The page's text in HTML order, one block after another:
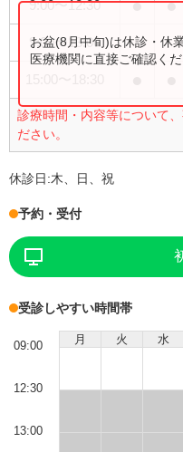
9:00〜12:30 ● ●
9:00〜13:00
診療時間・内容等について
ださい。
お盆(8月中旬)は休診・休
医療機関に直接ご確認くだ
休診日:木、日、祝
予約・受付
受診しやすい時間帯
月 火 水
09:00
12:30
13:00